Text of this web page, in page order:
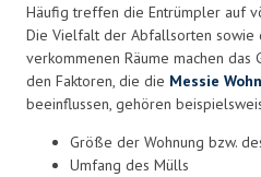
Häufig treffen die Entrümpler auf
Die Vielfalt der Abfallsorten sowie
verkommenen Räume machen das
den Faktoren, die die Messie
beeinflussen, gehören
Größe der Wohnung bzw.
Umfang des Mülls